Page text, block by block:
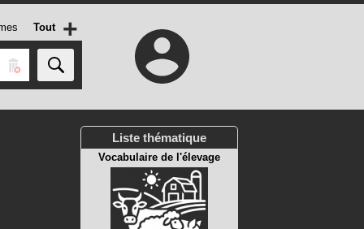
Tout +
Liste thématique
Vocabulaire de l'élevage